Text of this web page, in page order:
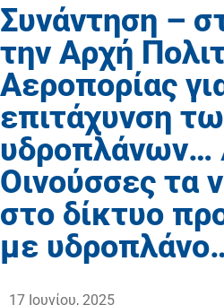
Συνάντηση –
την Αρχή
Αεροπορίας
επιτάχυνση
υδροπλάνων…
Οινούσσες τα
στο δίκτυο
με
17 Ιουνίου, 2025